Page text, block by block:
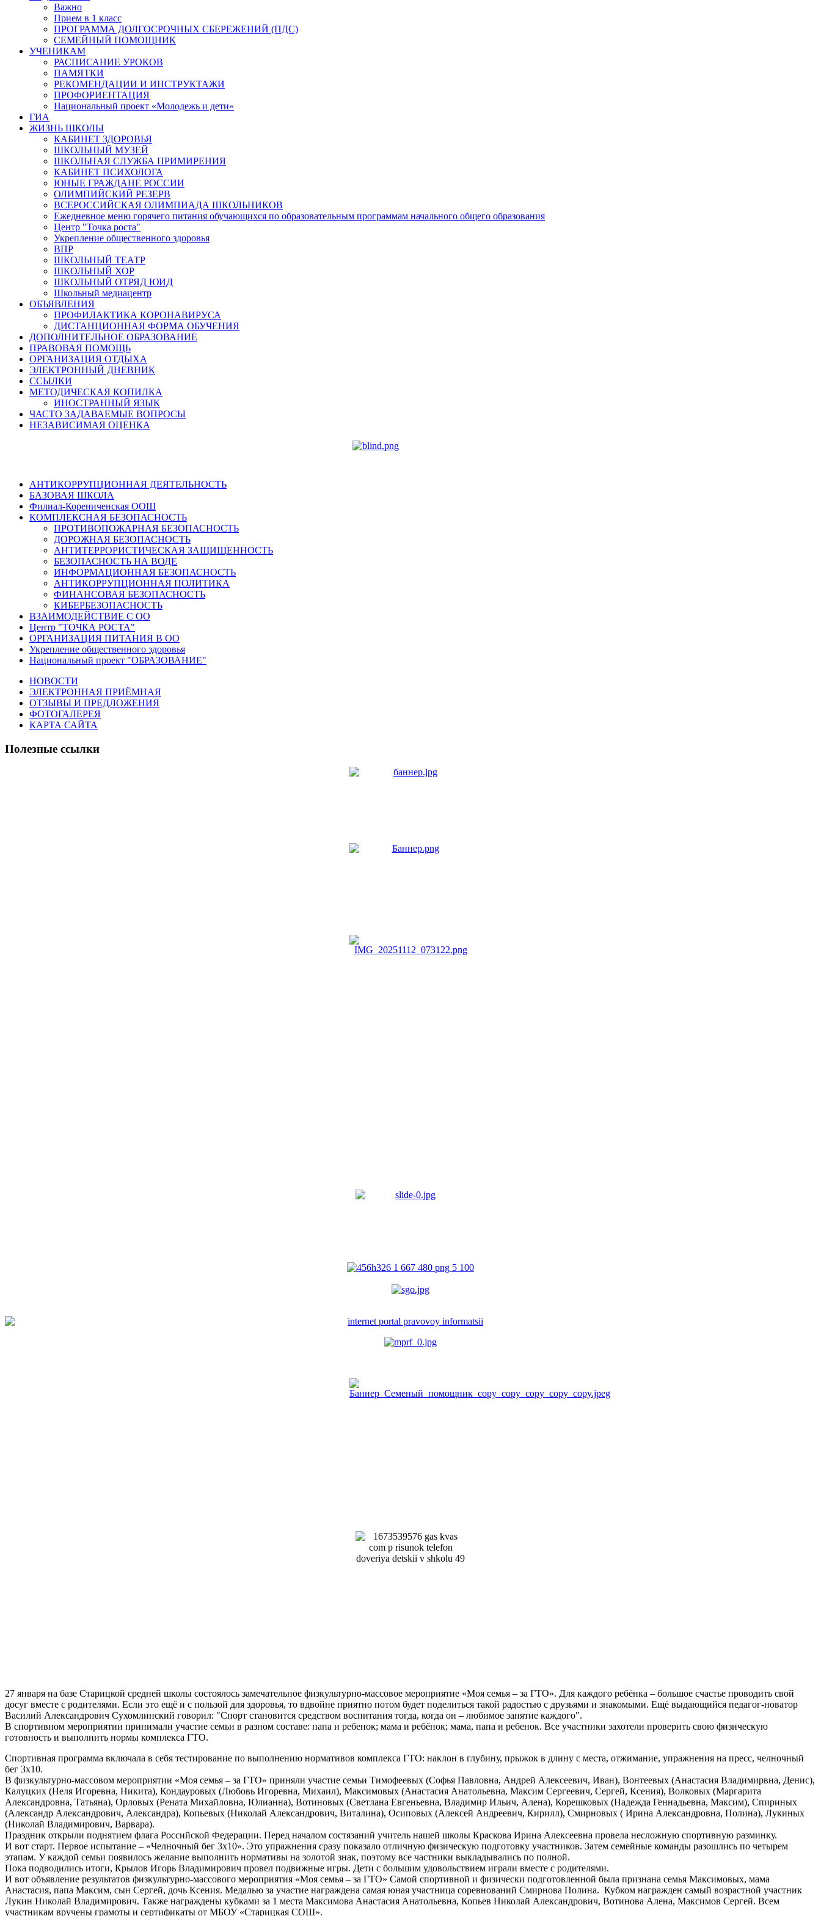
Важно
Прием в 1 класс
ПРОГРАММА ДОЛГОСРОЧНЫХ СБЕРЕЖЕНИЙ (ПДС)
СЕМЕЙНЫЙ ПОМОЩНИК
УЧЕНИКАМ
РАСПИСАНИЕ УРОКОВ
ПАМЯТКИ
РЕКОМЕНДАЦИИ И ИНСТРУКТАЖИ
ПРОФОРИЕНТАЦИЯ
Национальный проект «Молодежь и дети»
ГИА
ЖИЗНЬ ШКОЛЫ
КАБИНЕТ ЗДОРОВЬЯ
ШКОЛЬНЫЙ МУЗЕЙ
ШКОЛЬНАЯ СЛУЖБА ПРИМИРЕНИЯ
КАБИНЕТ ПСИХОЛОГА
ЮНЫЕ ГРАЖДАНЕ РОССИИ
ОЛИМПИЙСКИЙ РЕЗЕРВ
ВСЕРОССИЙСКАЯ ОЛИМПИАДА ШКОЛЬНИКОВ
Ежедневное меню горячего питания обучающихся по образовательным программам начального общего образования
Центр "Точка роста"
Укрепление общественного здоровья
ВПР
ШКОЛЬНЫЙ ТЕАТР
ШКОЛЬНЫЙ ХОР
ШКОЛЬНЫЙ ОТРЯД ЮИД
Школьный медиацентр
ОБЪЯВЛЕНИЯ
ПРОФИЛАКТИКА КОРОНАВИРУСА
ДИСТАНЦИОННАЯ ФОРМА ОБУЧЕНИЯ
ДОПОЛНИТЕЛЬНОЕ ОБРАЗОВАНИЕ
ПРАВОВАЯ ПОМОЩЬ
ОРГАНИЗАЦИЯ ОТДЫХА
ЭЛЕКТРОННЫЙ ДНЕВНИК
ССЫЛКИ
МЕТОДИЧЕСКАЯ КОПИЛКА
ИНОСТРАННЫЙ ЯЗЫК
ЧАСТО ЗАДАВАЕМЫЕ ВОПРОСЫ
НЕЗАВИСИМАЯ ОЦЕНКА
АНТИКОРРУПЦИОННАЯ ДЕЯТЕЛЬНОСТЬ
БАЗОВАЯ ШКОЛА
Филиал-Корениченская ООШ
КОМПЛЕКСНАЯ БЕЗОПАСНОСТЬ
ПРОТИВОПОЖАРНАЯ БЕЗОПАСНОСТЬ
ДОРОЖНАЯ БЕЗОПАСНОСТЬ
АНТИТЕРРОРИСТИЧЕСКАЯ ЗАЩИЩЕННОСТЬ
БЕЗОПАСНОСТЬ НА ВОДЕ
ИНФОРМАЦИОННАЯ БЕЗОПАСНОСТЬ
АНТИКОРРУПЦИОННАЯ ПОЛИТИКА
ФИНАНСОВАЯ БЕЗОПАСНОСТЬ
КИБЕРБЕЗОПАСНОСТЬ
ВЗАИМОДЕЙСТВИЕ С ОО
Центр "ТОЧКА РОСТА"
ОРГАНИЗАЦИЯ ПИТАНИЯ В ОО
Укрепление общественного здоровья
Национальный проект "ОБРАЗОВАНИЕ"
НОВОСТИ
ЭЛЕКТРОННАЯ ПРИЁМНАЯ
ОТЗЫВЫ И ПРЕДЛОЖЕНИЯ
ФОТОГАЛЕРЕЯ
КАРТА САЙТА
Полезные ссылки
27 января на базе Старицкой средней школы состоялось замечательное физкультурно-массовое мероприятие «Моя семья – за ГТО». Для каждого ребёнка – большое счастье проводить свой
досуг вместе с родителями. Если это ещё и с пользой для здоровья, то вдвойне приятно потом будет поделиться такой радостью с друзьями и знакомыми. Ещё выдающийся педагог-новатор
Василий Александрович Сухомлинский говорил: "Спорт становится средством воспитания тогда, когда он – любимое занятие каждого".
В спортивном мероприятии принимали участие семьи в разном составе: папа и ребенок; мама и ребёнок; мама, папа и ребенок. Все участники захотели проверить свою физическую
готовность и выполнить нормы комплекса ГТО.
Спортивная программа включала в себя тестирование по выполнению нормативов комплекса ГТО: наклон в глубину, прыжок в длину с места, отжимание, упражнения на пресс, челночный
бег 3х10.
В физкультурно-массовом мероприятии «Моя семья – за ГТО» приняли участие семьи Тимофеевых (Софья Павловна, Андрей Алексеевич, Иван), Вонтеевых (Анастасия Владимирвна, Денис),
Калуцких (Неля Игоревна, Никита), Кондауровых (Любовь Игоревна, Михаил), Максимовых (Анастасия Анатольевна, Максим Сергеевич, Сергей, Ксения), Волковых (Маргарита
Александровна, Татьяна), Орловых (Рената Михайловна, Юлианна), Вотиновых (Светлана Евгеньевна, Владимир Ильич, Алена), Корешковых (Надежда Геннадьевна, Максим), Спириных
(Александр Александрович, Александра), Копьевых (Николай Александрович, Виталина), Осиповых (Алексей Андреевич, Кирилл), Смирновых ( Ирина Александровна, Полина), Лукиных
(Николай Владимирович, Варвара).
Праздник открыли поднятием флага Российской Федерации. Перед началом состязаний учитель нашей школы Краскова Ирина Алексеевна провела несложную спортивную разминку.
И вот старт. Первое испытание – «Челночный бег 3х10». Это упражнения сразу показало отличную физическую подготовку участников. Затем семейные команды разошлись по четырем
этапам. У каждой семьи появилось желание выполнить нормативы на золотой знак, поэтому все частники выкладывались по полной.
Пока подводились итоги, Крылов Игорь Владимирович провел подвижные игры. Дети с большим удовольствием играли вместе с родителями.
И вот объявление результатов физкультурно-массового мероприятия «Моя семья – за ГТО» Самой спортивной и физически подготовленной была признана семья Максимовых, мама
Анастасия, папа Максим, сын Сергей, дочь Ксения. Медалью за участие награждена самая юная участница соревнований Смирнова Полина. Кубком награжден самый возрастной участник
Лукин Николай Владимирович. Также награждены кубками за 1 места Максимова Анастасия Анатольевна, Копьев Николай Александрович, Вотинова Алена, Максимов Сергей. Всем
участникам вручены грамоты и сертификаты от МБОУ «Старицкая СОШ».